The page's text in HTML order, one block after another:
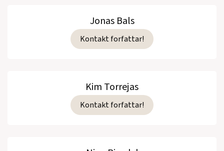
Jonas Bals
Kontakt forfattar!
Kim Torrejas
Kontakt forfattar!